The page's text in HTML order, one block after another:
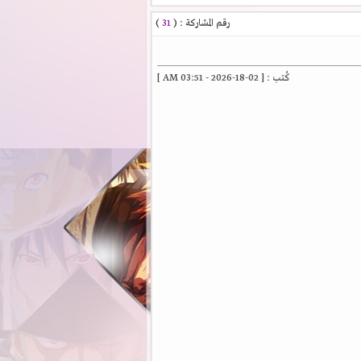
رقم المشاركة : (31
)
كُتب : [ 02-18-2026 - 03:51 AM ]